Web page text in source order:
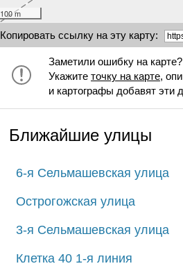
100 m
Копировать ссылку на эту карту:
Заметили ошибку на карте?
Укажите точку на карте,
и картографы добавят эти
Ближайшие улицы
6-я Сельмашевская улица
Острогожская улица
3-я Сельмашевская улица
Клетка 40 1-я линия